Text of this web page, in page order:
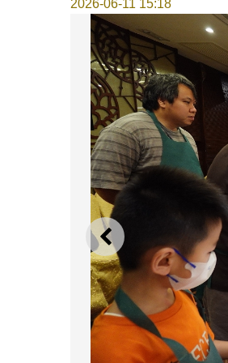
2026-06-11 15:18
上一則